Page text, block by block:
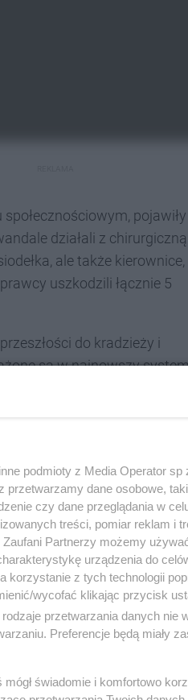
działali z chirurgiczną
ale także kierownice,
uszkodzili łącznie 5
do kradzieży i
są w najnowszy
prostu zlokalizować. W
jest… raczej
w większości
przekazane zabrzańskiej
względem aktów
podmioty z Media Operator
dane osobowe,
czy dane przeglądania w
treści, pomiar reklam i
Partnerzy możemy
urządzenia do
z tych technologii
wycofać klikając przycisk
rodzaje przetwarzania danych nie
Preferencje będą miały
świadomie i komfortowo